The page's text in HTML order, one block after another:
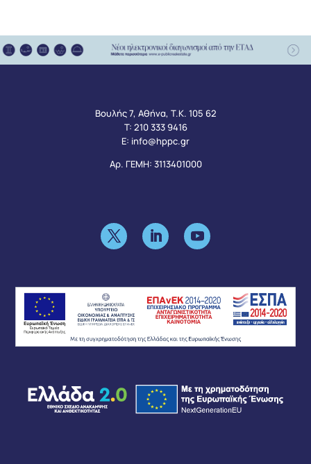
Βουλής 7, Αθήνα, Τ.Κ. 105 62
Τ: 210 333 9416
Ε: info@hppc.gr
Αρ. ΓΕΜΗ: 3113401000